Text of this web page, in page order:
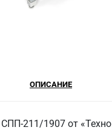
ОПИСАНИЕ
211/1907 от